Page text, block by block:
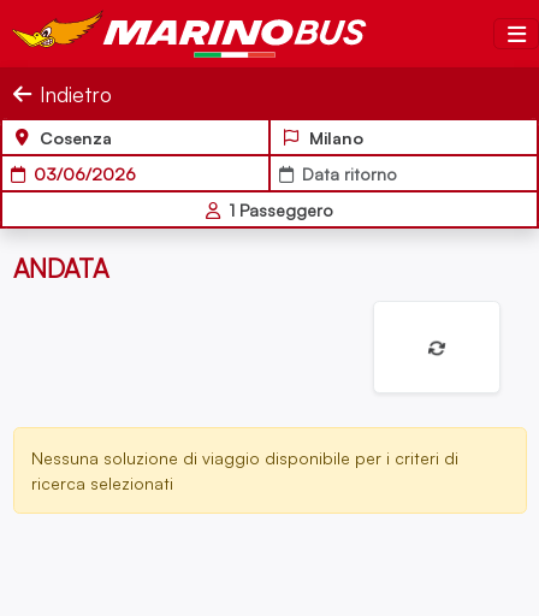
Salta al contenuto
MarinoBus
Indietro
Cosenza
Milano
03/06/2026
Data ritorno
1 Passeggero
ANDATA
Nessuna soluzione di viaggio disponibile per i criteri di
ricerca selezionati